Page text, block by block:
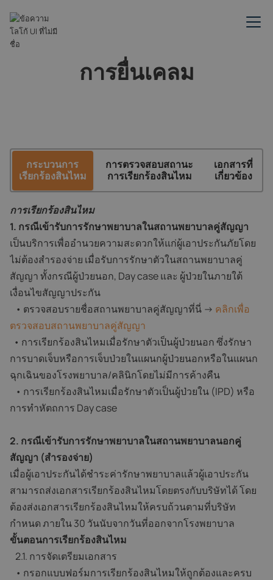
การยื่นเคลม
กระบวนการ
เรียกร้องสินไหม
การตรวจสอบสถานะ
การเรียกร้องสินไหม
เอกสารที่
เกี่ยวข้อง
การเรียกร้องสินไหม
1. กรณีเข้ารับการรักษาพยาบาลในสถานพยาบาลคู่สัญญา
เป็นบริการเพื่ออำนวยความสะดวกให้แก่ผู้เอาประกันภัยโดย
ไม่ต้องสำรองจ่าย เมื่อรับการรักษาตัวในสถานพยาบาลคู่
สัญญา ทั้งกรณีผู้ป่วยนอก, Day case และ ผู้ป่วยในภายใต้
เงื่อนไขสัญญาประกัน
• ตรวจสอบรายชื่อสถานพยาบาลคู่สัญญาที่นี่ → คลิกเพื่อ
ตรวจสอบสถานพยาบาลคู่สัญญา
• การเรียกร้องสินไหมเมื่อรักษาตัวเป็นผู้ป่วยนอก ซึ่งรักษา
การบาดเจ็บหรือการเจ็บป่วยในแผนกผู้ป่วยนอกหรือในแผนก
ฉุกเฉินของโรงพยาบาล/คลินิกโดยไม่มีการค้างคืน
• การเรียกร้องสินไหมเมื่อรักษาตัวเป็นผู้ป่วยใน (IPD) หรือ
การทำหัตถการ Day case
2. กรณีเข้ารับการรักษาพยาบาลในสถานพยาบาลนอกคู่
สัญญา (สำรองจ่าย)
เมื่อผู้เอาประกันได้ชำระค่ารักษาพยาบาลแล้วผู้เอาประกัน
สามารถส่งเอกสารเรียกร้องสินไหมโดยตรงกับบริษัทได้ โดย
ต้องส่งเอกสารเรียกร้องสินไหมให้ครบถ้วนตามที่บริษัท
กำหนด ภายใน 30 วันนับจากวันที่ออกจากโรงพยาบาล
ขั้นตอนการเรียกร้องสินไหม
2.1. การจัดเตรียมเอกสาร
• กรอกแบบฟอร์มการเรียกร้องสินไหมให้ถูกต้องและครบ